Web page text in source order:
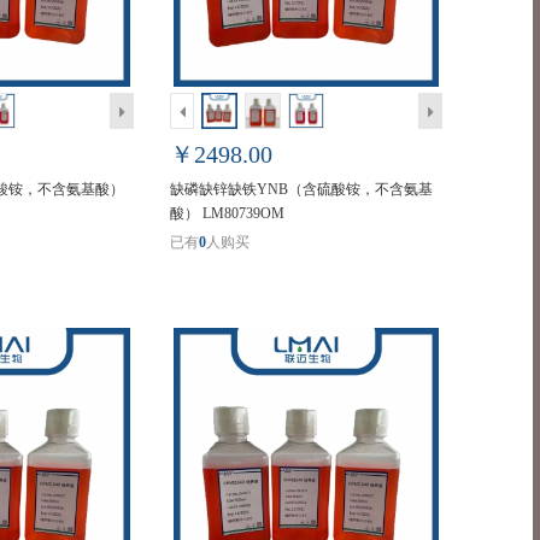
，不含氨基酸）
￥2498.00
缺磷缺锌缺铁YNB（含硫酸铵，不含氨基
酸） LM80739OM
已有0人购买